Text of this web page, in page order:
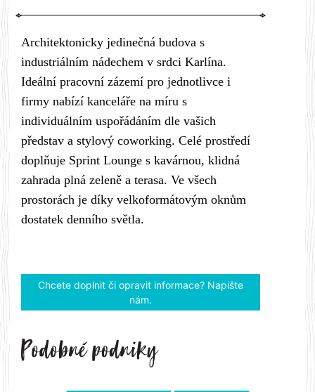
Architektonicky jedinečná budova s
industriálním nádechem v srdci Karlína.
Ideální pracovní zázemí pro jednotlivce i
firmy nabízí kanceláře na míru s
individuálním uspořádáním dle vašich
představ a stylový coworking. Celé prostředí
doplňuje Sprint Lounge s kavárnou, klidná
zahrada plná zeleně a terasa. Ve všech
prostorách je díky velkoformátovým oknům
dostatek denního světla.
Chcete doplnit či opravit informace? Napište
nám.